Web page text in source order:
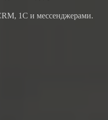
1С и мессенджерами.